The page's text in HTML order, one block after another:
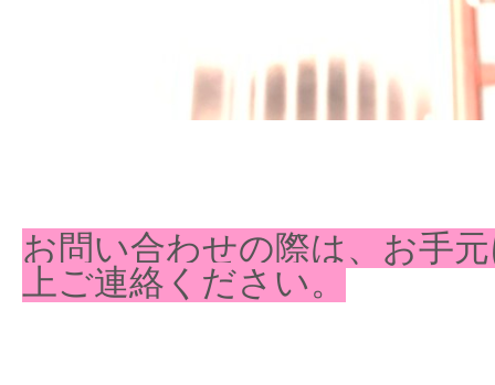
お問い合わせの際は、お手
上ご連絡ください。